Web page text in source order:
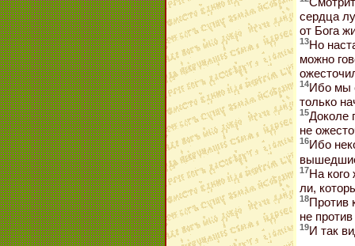
сердца
от Бога
13Но
можно
14Ибо мы
только
15Доколе
не
16Ибо
17На кого
ли,
18Против
не
19И так